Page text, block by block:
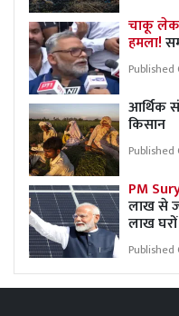
चाकू
हमला!
आर्थिक
किसान
PM
लाख से
लाख